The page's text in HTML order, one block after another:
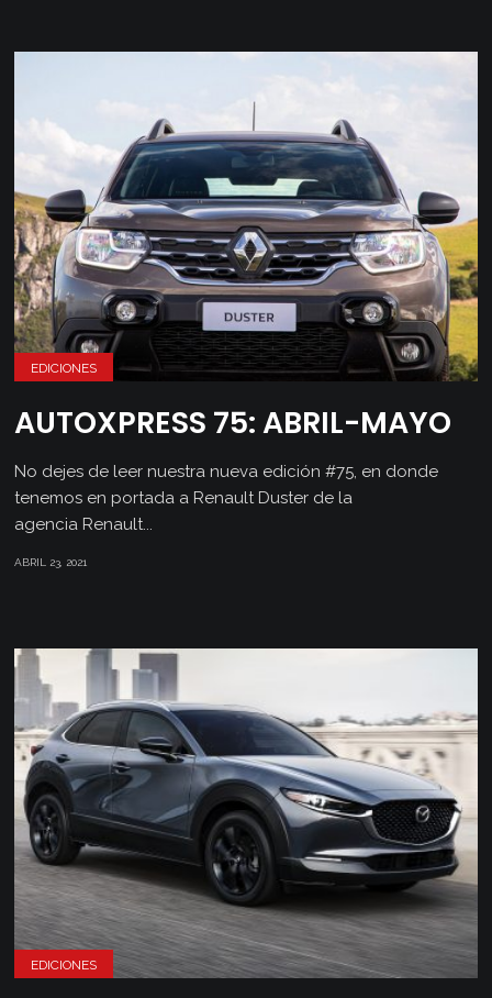
EDICIONES
AUTOXPRESS 75: ABRIL-MAYO
No dejes de leer nuestra nueva edición #75, en donde
tenemos en portada a Renault Duster de la
agencia Renault...
ABRIL 23, 2021
EDICIONES